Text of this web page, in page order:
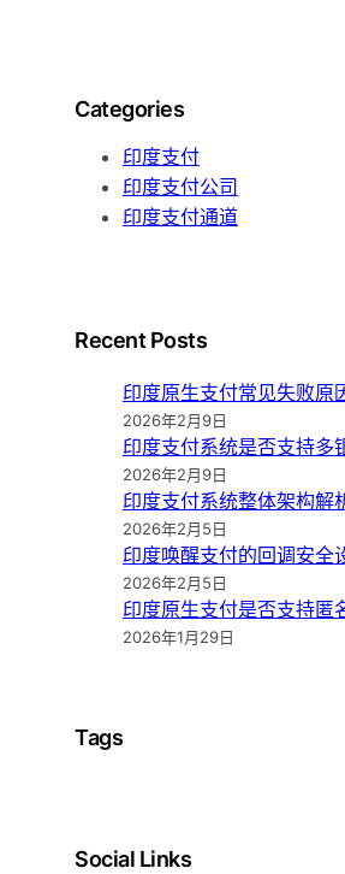
Categories
印度支付
印度支付公司
印度支付通道
Recent Posts
印度原生支付常见失败原
2026年2月9日
印度支付系统是否支持多
2026年2月9日
印度支付系统整体架构解
2026年2月5日
印度唤醒支付的回调安全
2026年2月5日
印度原生支付是否支持匿
2026年1月29日
Tags
Social Links